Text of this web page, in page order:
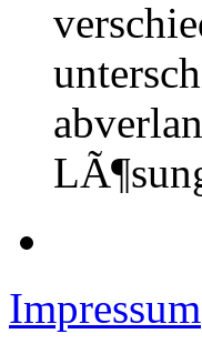
Impressum